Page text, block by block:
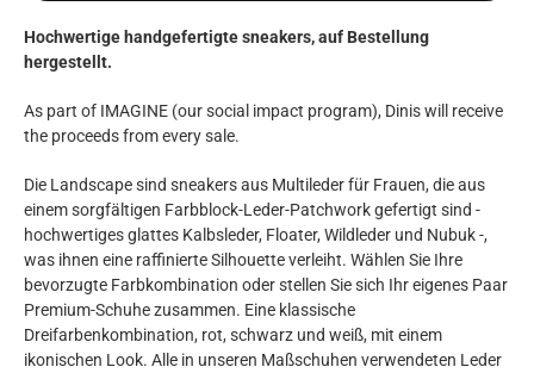
Hochwertige handgefertigte sneakers, auf Bestellung
hergestellt.
As part of IMAGINE (our social impact program), Dinis will receive
the proceeds from every sale.
Die Landscape sind sneakers aus Multileder für Frauen, die aus
einem sorgfältigen Farbblock-Leder-Patchwork gefertigt sind -
hochwertiges glattes Kalbsleder, Floater, Wildleder und Nubuk -,
was ihnen eine raffinierte Silhouette verleiht. Wählen Sie Ihre
bevorzugte Farbkombination oder stellen Sie sich Ihr eigenes Paar
Premium-Schuhe zusammen. Eine klassische
Dreifarbenkombination, rot, schwarz und weiß, mit einem
ikonischen Look. Alle in unseren Maßschuhen verwendeten Leder